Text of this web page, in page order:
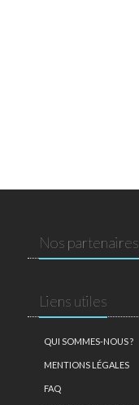
Nos partenaires
Liens utiles
QUI SOMMES-NOUS ?
MENTIONS LÉGALES
FAQ